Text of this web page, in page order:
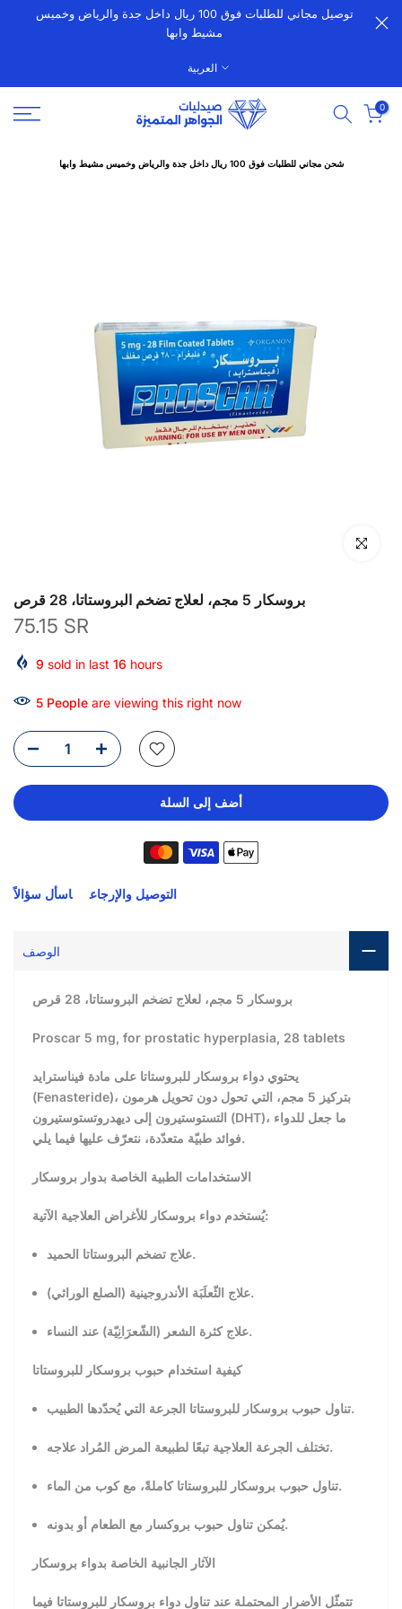
الانتقالتوصيل مجاني للطلبات فوق 100 ريال داخل جدة والرياض وخميس
مشيط وابها
العربية
0
شحن مجاني للطلبات فوق 100 ريال داخل جدة والرياض وخميس مشيط وابها
انقر للتكبير
بروسكار 5 مجم، لعلاج تضخم البروستاتا، 28 قرص
75.15 SR
9 sold in last 16 hours
4 People are viewing this right now
أضف إلى السلة
التوصيل والإرجاع اسأل سؤالاً
الوصف
بروسكار 5 مجم، لعلاج تضخم البروستاتا، 28 قرص
Proscar 5 mg, for prostatic hyperplasia, 28 tablets
يحتوي دواء بروسكار للبروستاتا على مادة فيناسترايد
(Fenasteride)، بتركيز 5 مجم، التي تحول دون تحويل هرمون
التستوستيرون إلى ديهدروتستوستيرون (DHT)، ما جعل للدواء
فوائد طبيّة متعدّدة، نتعرّف عليها فيما يلي.
يُستخدم دواء بروسكار للأغراض العلاجية الآتية:
علاج تضخم البروستاتا الحميد.
علاج الثّعلَبَة الأندروجينية (الصلع الوراثي).
علاج كثرة الشعر (الشّعرَانِيّة) عند النساء.
كيفية استخدام حبوب بروسكار للبروستاتا
تناول حبوب بروسكار للبروستاتا الجرعة التي يُحدّدها الطبيب.
تختلف الجرعة العلاجية تبعًا لطبيعة المرض المُراد علاجه.
تناول حبوب بروسكار للبروستاتا كاملةً، مع كوب من الماء.
يُمكن تناول حبوب بروكسار مع الطعام أو بدونه.
الآثار الجانبية الخاصة بدواء بروسكار
تتمثّل الأضرار المحتملة عند تناول دواء بروسكار للبروستاتا فيما